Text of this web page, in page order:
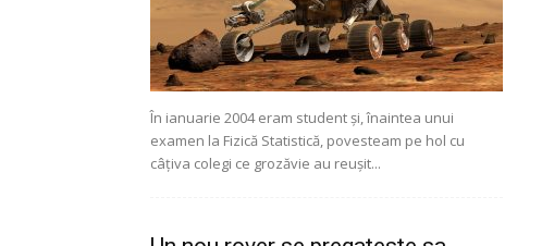
În ianuarie 2004 eram student și, înaintea unui
examen la Fizică Statistică, povesteam pe hol cu
câțiva colegi ce grozăvie au reușit...